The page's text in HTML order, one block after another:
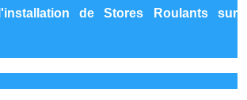
l'installation de Stores Roulants sur